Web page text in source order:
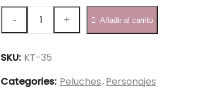
-
35
Añadir al carrito
SKU: KT-35
Categories: Peluches Personajes